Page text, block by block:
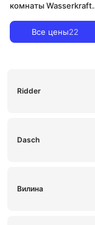
комнаты Wasserkraft
Все цены22
Ridder
Dasch
Вилина